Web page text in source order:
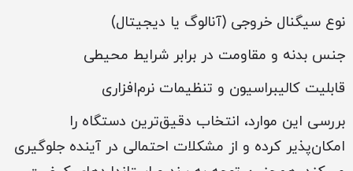
نوع سیگنال خروجی (آنالوگ یا دیجیتال)
جنس بدنه و مقاومت در برابر شرایط محیطی
قابلیت کالیبراسیون و تنظیمات نرم‌افزاری
بررسی این موارد، انتخاب دقیق‌ترین دستگاه را
امکان‌پذیر کرده و از مشکلات احتمالی در آینده جلوگیری